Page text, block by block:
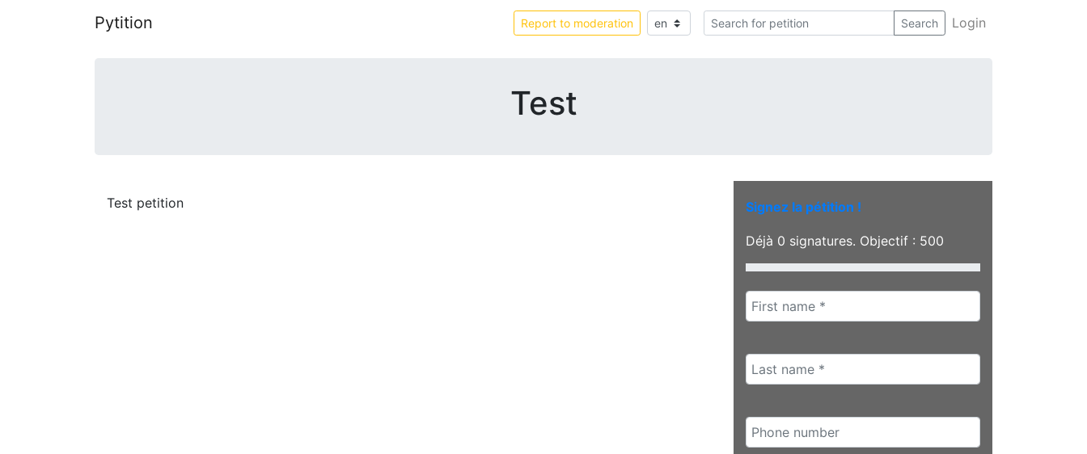
Pytition Report to moderation Search Login
Test
Signez la pétition !
Déjà 0 signatures. Objectif : 500
Test petition